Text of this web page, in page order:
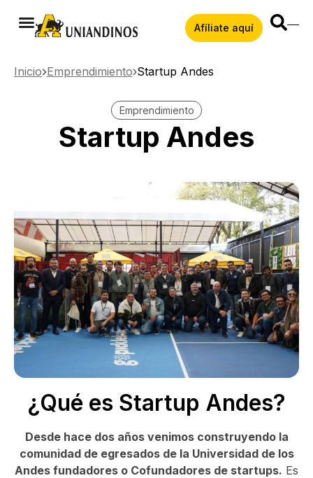
Afíliate aquí
Inicio Emprendimiento Startup Andes
Emprendimiento
Startup Andes
¿Qué es Startup Andes?
Desde hace dos años venimos construyendo la
comunidad de egresados de la Universidad de los
Andes fundadores o Cofundadores de startups. Es